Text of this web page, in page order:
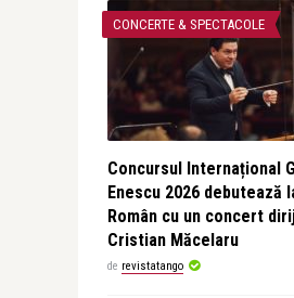
CONCERTE & SPECTACOLE
Concursul Internațional
Enescu 2026 debutează
Român cu un concert
Cristian Măcelaru
de revistatango